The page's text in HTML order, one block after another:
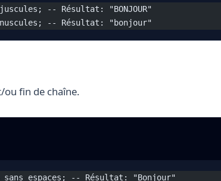
-- Résultat: "BONJOUR"
minuscules; -- Résultat: "bonjour"
ou fin de chaîne.
sans_espaces; -- Résultat: "Bonjour"